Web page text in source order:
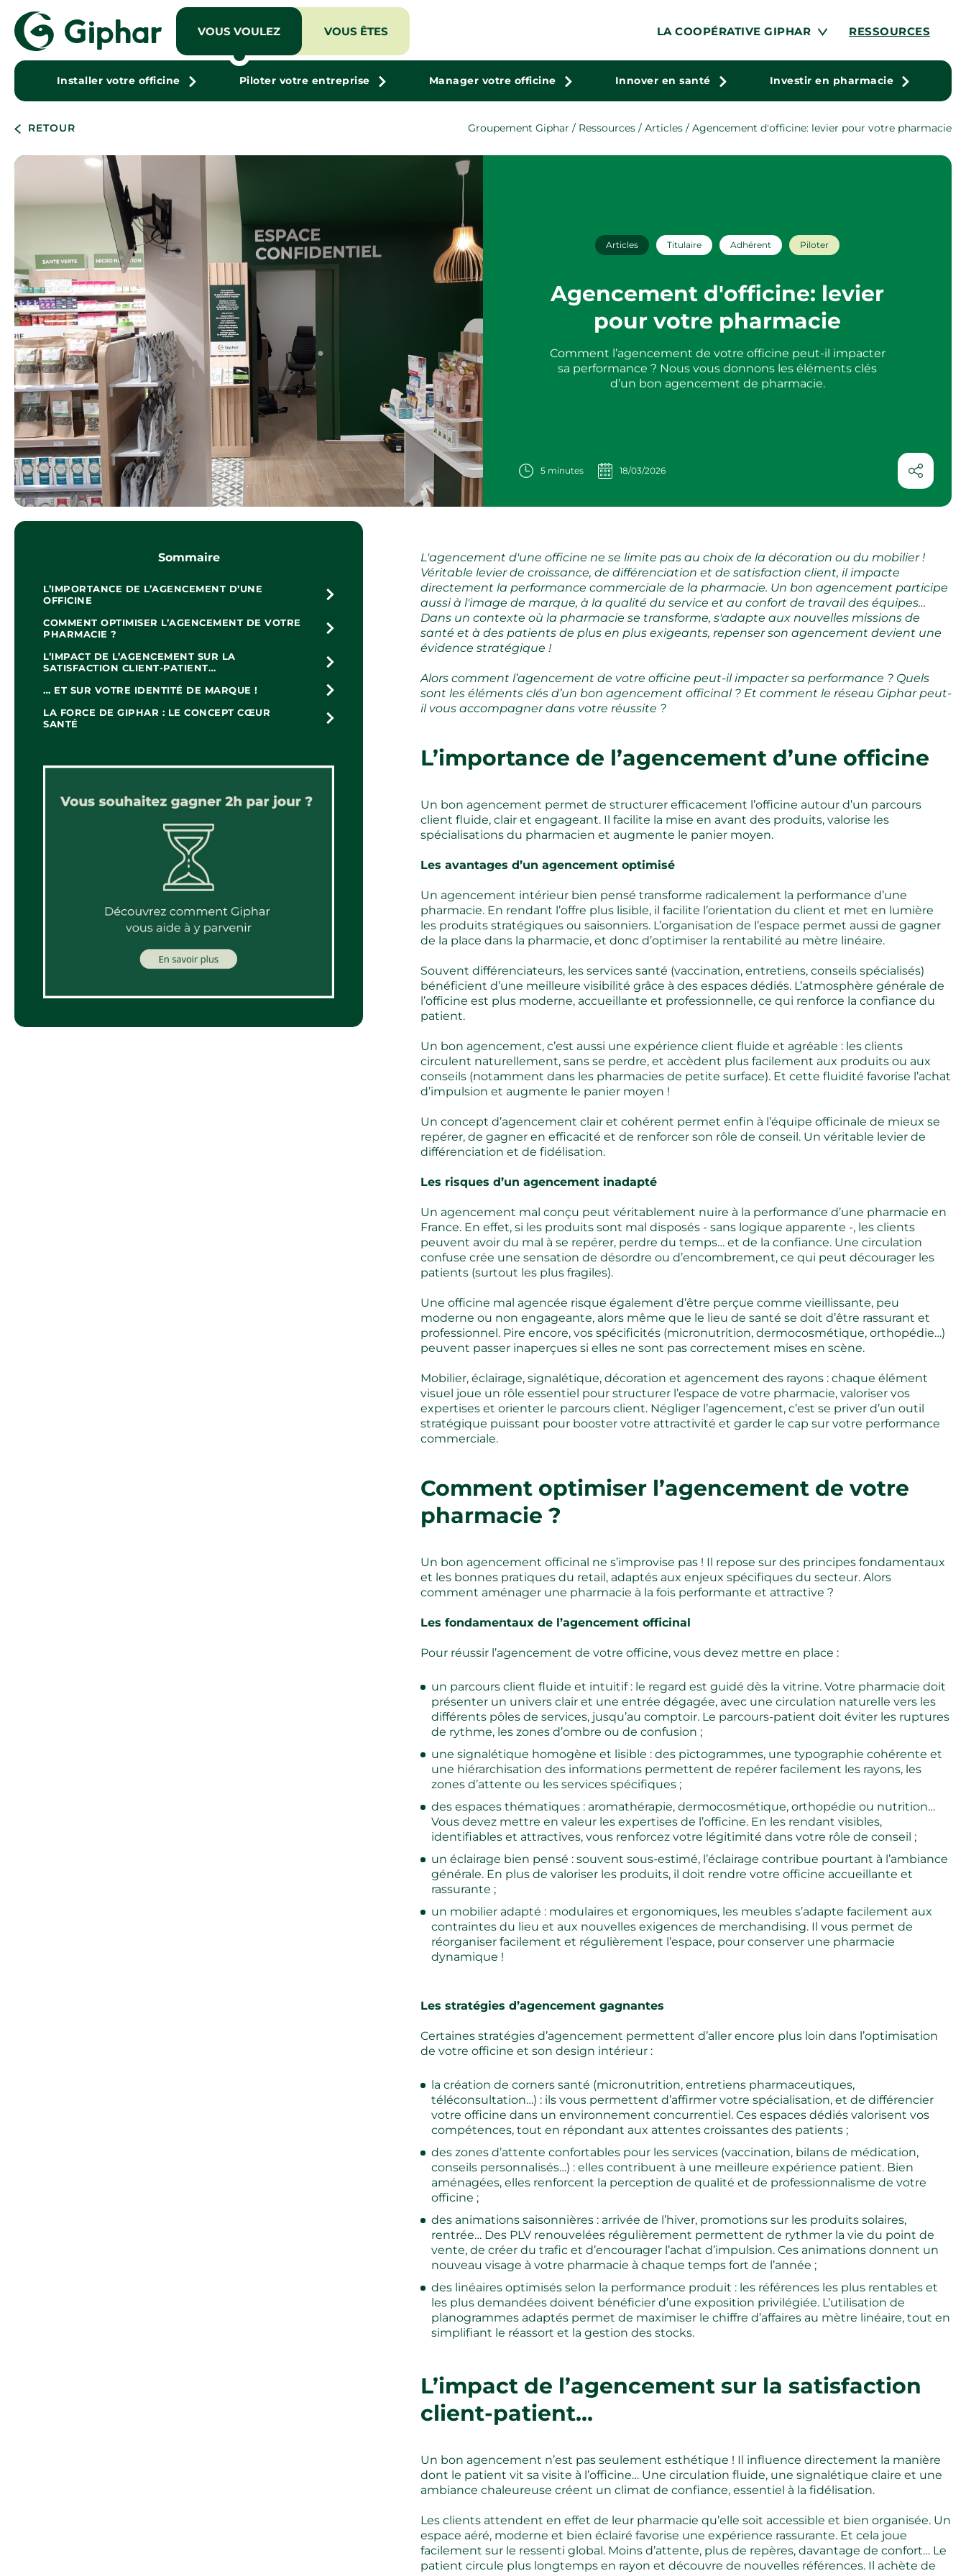
VOUS VOULEZ
Installer votre officine Piloter votre entreprise Manager votre officine Innover en santé Investir en pharmacie
VOUS ÊTES LA COOPÉRATIVE GIPHAR RESSOURCES
RETOUR Groupement Giphar / Ressources / Articles / Agencement d'officine: levier pour votre pharmacie
Articles Titulaire Adhérent Piloter
Agencement d'officine: levier
pour votre pharmacie
Comment l’agencement de votre officine peut-il impacter
sa performance ? Nous vous donnons les éléments clés
d’un bon agencement de pharmacie.
5 minutes 18/03/2026
Sommaire
L’IMPORTANCE DE L’AGENCEMENT D’UNE
OFFICINE
COMMENT OPTIMISER L’AGENCEMENT DE VOTRE
PHARMACIE ?
L’IMPACT DE L’AGENCEMENT SUR LA
SATISFACTION CLIENT-PATIENT…
… ET SUR VOTRE IDENTITÉ DE MARQUE !
LA FORCE DE GIPHAR : LE CONCEPT CŒUR
SANTÉ
L'agencement d'une officine ne se limite pas au choix de la décoration ou du mobilier !
Véritable levier de croissance, de différenciation et de satisfaction client, il impacte
directement la performance commerciale de la pharmacie. Un bon agencement participe
aussi à l'image de marque, à la qualité du service et au confort de travail des équipes…
Dans un contexte où la pharmacie se transforme, s'adapte aux nouvelles missions de
santé et à des patients de plus en plus exigeants, repenser son agencement devient une
évidence stratégique !
Alors comment l’agencement de votre officine peut-il impacter sa performance ? Quels
sont les éléments clés d’un bon agencement officinal ? Et comment le réseau Giphar peut-
il vous accompagner dans votre réussite ?
L’importance de l’agencement d’une officine
Un bon agencement permet de structurer efficacement l’officine autour d’un parcours
client fluide, clair et engageant. Il facilite la mise en avant des produits, valorise les
spécialisations du pharmacien et augmente le panier moyen.
Les avantages d’un agencement optimisé
Un agencement intérieur bien pensé transforme radicalement la performance d’une
pharmacie. En rendant l’offre plus lisible, il facilite l’orientation du client et met en lumière
les produits stratégiques ou saisonniers. L’organisation de l’espace permet aussi de gagner
de la place dans la pharmacie, et donc d’optimiser la rentabilité au mètre linéaire.
Souvent différenciateurs, les services santé (vaccination, entretiens, conseils spécialisés)
bénéficient d’une meilleure visibilité grâce à des espaces dédiés. L’atmosphère générale de
l’officine est plus moderne, accueillante et professionnelle, ce qui renforce la confiance du
patient.
Un bon agencement, c’est aussi une expérience client fluide et agréable : les clients
circulent naturellement, sans se perdre, et accèdent plus facilement aux produits ou aux
conseils (notamment dans les pharmacies de petite surface). Et cette fluidité favorise l’achat
d’impulsion et augmente le panier moyen !
Un concept d’agencement clair et cohérent permet enfin à l’équipe officinale de mieux se
repérer, de gagner en efficacité et de renforcer son rôle de conseil. Un véritable levier de
différenciation et de fidélisation.
Les risques d’un agencement inadapté
Un agencement mal conçu peut véritablement nuire à la performance d’une pharmacie en
France. En effet, si les produits sont mal disposés - sans logique apparente -, les clients
peuvent avoir du mal à se repérer, perdre du temps… et de la confiance. Une circulation
confuse crée une sensation de désordre ou d’encombrement, ce qui peut décourager les
patients (surtout les plus fragiles).
Une officine mal agencée risque également d’être perçue comme vieillissante, peu
moderne ou non engageante, alors même que le lieu de santé se doit d’être rassurant et
professionnel. Pire encore, vos spécificités (micronutrition, dermocosmétique, orthopédie…)
peuvent passer inaperçues si elles ne sont pas correctement mises en scène.
Mobilier, éclairage, signalétique, décoration et agencement des rayons : chaque élément
visuel joue un rôle essentiel pour structurer l’espace de votre pharmacie, valoriser vos
expertises et orienter le parcours client. Négliger l’agencement, c’est se priver d’un outil
stratégique puissant pour booster votre attractivité et garder le cap sur votre performance
commerciale.
Comment optimiser l’agencement de votre
pharmacie ?
Un bon agencement officinal ne s’improvise pas ! Il repose sur des principes fondamentaux
et les bonnes pratiques du retail, adaptés aux enjeux spécifiques du secteur. Alors
comment aménager une pharmacie à la fois performante et attractive ?
Les fondamentaux de l’agencement officinal
Pour réussir l’agencement de votre officine, vous devez mettre en place :
un parcours client fluide et intuitif : le regard est guidé dès la vitrine. Votre pharmacie doit
présenter un univers clair et une entrée dégagée, avec une circulation naturelle vers les
différents pôles de services, jusqu’au comptoir. Le parcours-patient doit éviter les ruptures
de rythme, les zones d’ombre ou de confusion ;
une signalétique homogène et lisible : des pictogrammes, une typographie cohérente et
une hiérarchisation des informations permettent de repérer facilement les rayons, les
zones d’attente ou les services spécifiques ;
des espaces thématiques : aromathérapie, dermocosmétique, orthopédie ou nutrition…
Vous devez mettre en valeur les expertises de l’officine. En les rendant visibles,
identifiables et attractives, vous renforcez votre légitimité dans votre rôle de conseil ;
un éclairage bien pensé : souvent sous-estimé, l’éclairage contribue pourtant à l’ambiance
générale. En plus de valoriser les produits, il doit rendre votre officine accueillante et
rassurante ;
un mobilier adapté : modulaires et ergonomiques, les meubles s’adapte facilement aux
contraintes du lieu et aux nouvelles exigences de merchandising. Il vous permet de
réorganiser facilement et régulièrement l’espace, pour conserver une pharmacie
dynamique !
Les stratégies d’agencement gagnantes
Certaines stratégies d’agencement permettent d’aller encore plus loin dans l’optimisation
de votre officine et son design intérieur :
la création de corners santé (micronutrition, entretiens pharmaceutiques,
téléconsultation…) : ils vous permettent d’affirmer votre spécialisation, et de différencier
votre officine dans un environnement concurrentiel. Ces espaces dédiés valorisent vos
compétences, tout en répondant aux attentes croissantes des patients ;
des zones d’attente confortables pour les services (vaccination, bilans de médication,
conseils personnalisés…) : elles contribuent à une meilleure expérience patient. Bien
aménagées, elles renforcent la perception de qualité et de professionnalisme de votre
officine ;
des animations saisonnières : arrivée de l’hiver, promotions sur les produits solaires,
rentrée… Des PLV renouvelées régulièrement permettent de rythmer la vie du point de
vente, de créer du trafic et d’encourager l’achat d’impulsion. Ces animations donnent un
nouveau visage à votre pharmacie à chaque temps fort de l’année ;
des linéaires optimisés selon la performance produit : les références les plus rentables et
les plus demandées doivent bénéficier d’une exposition privilégiée. L’utilisation de
planogrammes adaptés permet de maximiser le chiffre d’affaires au mètre linéaire, tout en
simplifiant le réassort et la gestion des stocks.
L’impact de l’agencement sur la satisfaction
client-patient…
Un bon agencement n’est pas seulement esthétique ! Il influence directement la manière
dont le patient vit sa visite à l’officine… Une circulation fluide, une signalétique claire et une
ambiance chaleureuse créent un climat de confiance, essentiel à la fidélisation.
Les clients attendent en effet de leur pharmacie qu’elle soit accessible et bien organisée. Un
espace aéré, moderne et bien éclairé favorise une expérience rassurante. Et cela joue
facilement sur le ressenti global. Moins d’attente, plus de repères, davantage de confort… Le
patient circule plus longtemps en rayon et découvre de nouvelles références. Il achète de